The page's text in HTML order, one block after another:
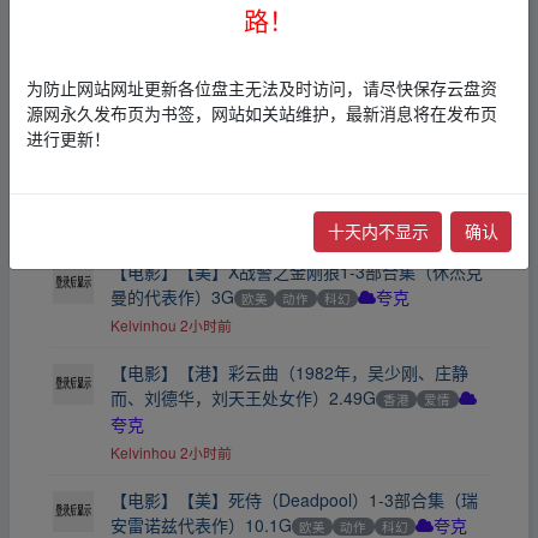
【电影】【印】千面情踪（2026年3月上映印度反
Kelvinhou 2小时前
【电影】【美】X战警之金刚狼1-3部合集（休杰克
曼的代表作）3G 欧美 动作 科幻 夸克
Kelvinhou 2小时前
【电影】【港】彩云曲（1982年，吴少刚、庄静
而、刘德华，刘天王处女作）2.49G 香港 爱情
夸克
Kelvinhou 2小时前
【电影】【美】死侍（Deadpool）1-3部合集（瑞
安雷诺兹代表作）10.1G 欧美 动作 科幻 夸克
路！
为防止网站网址更新各位盘主无法及时访问，请尽快保存云盘资
源网永久发布页为书签，网站如关站维护，最新消息将在发布页
进行更新！
十天内不显示 确认